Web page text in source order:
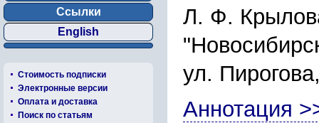
Ссылки
English
Стоимость подписки
Электронные версии
Оплата и доставка
Поиск по статьям
Л. Ф.
ул.
Аннотация